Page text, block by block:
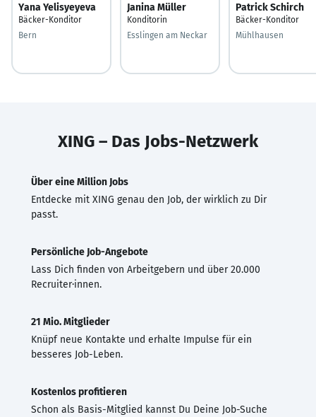
Yana Yelisyeyeva
Bäcker-Konditor
Bern
Janina Müller
Konditorin
Esslingen am Neckar
Patrick Schirch
Bäcker-Konditor
Mühlhausen
XING – Das Jobs-Netzwerk
Über eine Million Jobs
Entdecke mit XING genau den Job, der wirklich zu Dir
passt.
Persönliche Job-Angebote
Lass Dich finden von Arbeitgebern und über 20.000
Recruiter·innen.
21 Mio. Mitglieder
Knüpf neue Kontakte und erhalte Impulse für ein
besseres Job-Leben.
Kostenlos profitieren
Schon als Basis-Mitglied kannst Du Deine Job-Suche